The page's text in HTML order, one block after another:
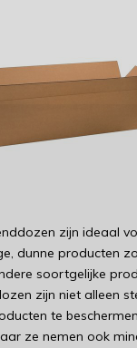
zijn ideaal
dunne producten
soortgelijke
zijn niet alleen
te
ze nemen ook